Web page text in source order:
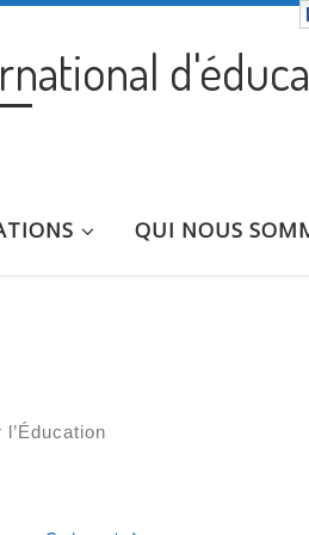
QUI NOUS